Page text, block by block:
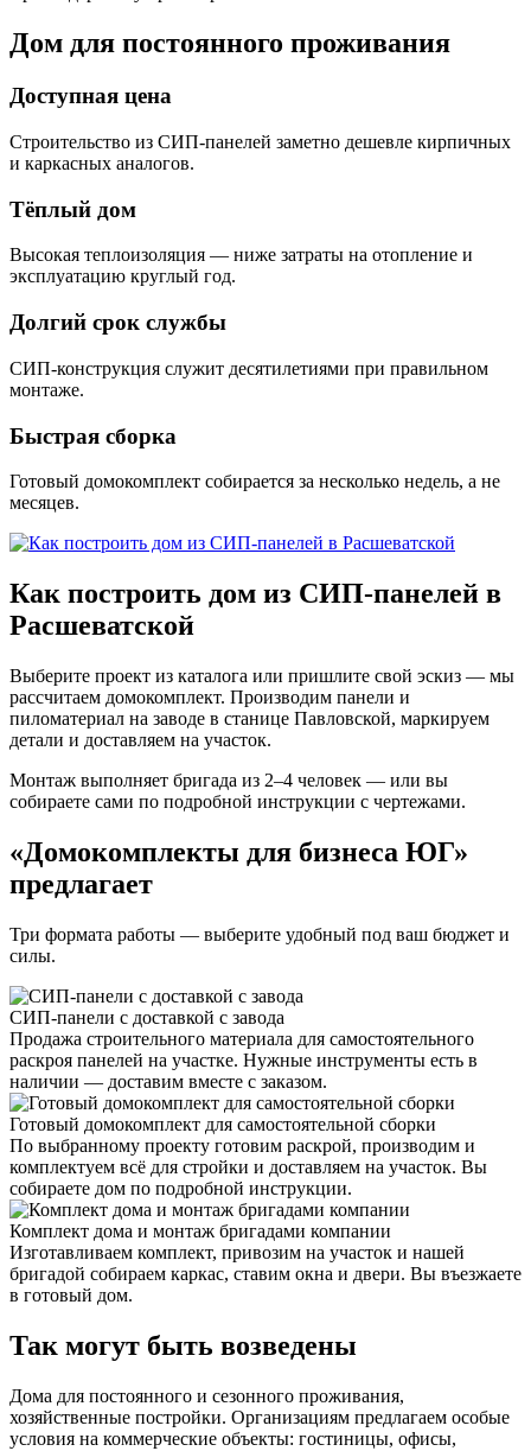
Дом для постоянного проживания
Доступная цена
Строительство из СИП-панелей заметно дешевле кирпичных
и каркасных аналогов.
Тёплый дом
Высокая теплоизоляция — ниже затраты на отопление и
эксплуатацию круглый год.
Долгий срок службы
СИП-конструкция служит десятилетиями при правильном
монтаже.
Быстрая сборка
Готовый домокомплект собирается за несколько недель, а не
месяцев.
Как построить дом из СИП-панелей в
Расшеватской
Выберите проект из каталога или пришлите свой эскиз — мы
рассчитаем домокомплект. Производим панели и
пиломатериал на заводе в станице Павловской, маркируем
детали и доставляем на участок.
Монтаж выполняет бригада из 2–4 человек — или вы
собираете сами по подробной инструкции с чертежами.
«Домокомплекты для бизнеса ЮГ»
предлагает
Три формата работы — выберите удобный под ваш бюджет и
силы.
СИП-панели с доставкой с завода
Продажа строительного материала для самостоятельного
раскроя панелей на участке. Нужные инструменты есть в
наличии — доставим вместе с заказом.
Готовый домокомплект для самостоятельной сборки
По выбранному проекту готовим раскрой, производим и
комплектуем всё для стройки и доставляем на участок. Вы
собираете дом по подробной инструкции.
Комплект дома и монтаж бригадами компании
Изготавливаем комплект, привозим на участок и нашей
бригадой собираем каркас, ставим окна и двери. Вы въезжаете
в готовый дом.
Так могут быть возведены
Дома для постоянного и сезонного проживания,
хозяйственные постройки. Организациям предлагаем особые
условия на коммерческие объекты: гостиницы, офисы,